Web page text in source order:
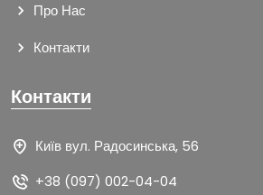
Про Нас
Контакти
Контакти
Київ вул. Радосинська, 56
+38 (097) 002-04-04